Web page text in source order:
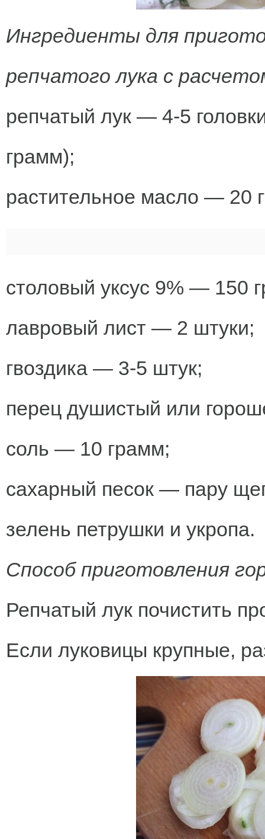
Ингредиенты для
репчатого лука с
репчатый лук — 4-5
грамм);
растительное масло — 20
столовый уксус 9% — 150
лавровый лист — 2 штуки;
гвоздика — 3-5 штук;
перец душистый или
соль — 10 грамм;
сахарный песок — пару
зелень петрушки и укропа.
Способ приготовления
Репчатый лук почистить
Если луковицы крупные,